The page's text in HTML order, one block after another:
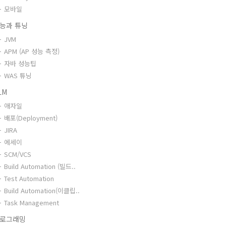
모바일
과 튜닝
JVM
APM (AP 성능 측정)
자바 성능팁
WAS 튜닝
애자일
배포(Deployment)
JIRA
에세이
SCM/VCS
Build Automation (빌드..
Test Automation
Build Automation(이클립..
Task Management
그래밍